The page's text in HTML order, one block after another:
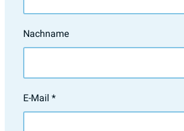
Nachname
E-Mail *